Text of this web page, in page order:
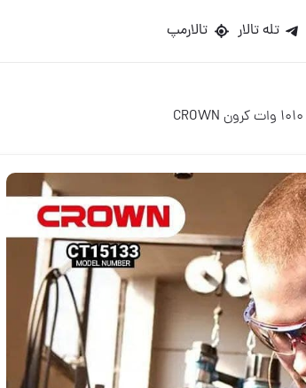
تله تالار تالارمپ